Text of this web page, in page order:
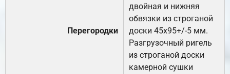
Перегородки
двойная и нижняя
обвязки из строганой
доски 45х95+/-5 мм.
Разгрузочный ригель
из строганой доски
камерной сушки